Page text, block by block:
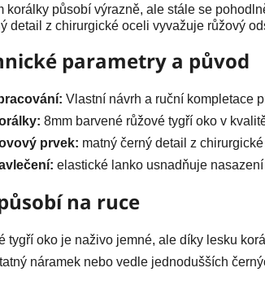
korálky působí výrazně, ale stále se
detail z chirurgické oceli vyvažuje růžový
parametry a původ
Vlastní návrh a ruční kompletace
8mm barvené růžové tygří oko v
prvek: matný černý detail z
elastické lanko usnadňuje
na ruce
tygří oko je naživo jemné, ale díky lesku
náramek nebo vedle jednodušších